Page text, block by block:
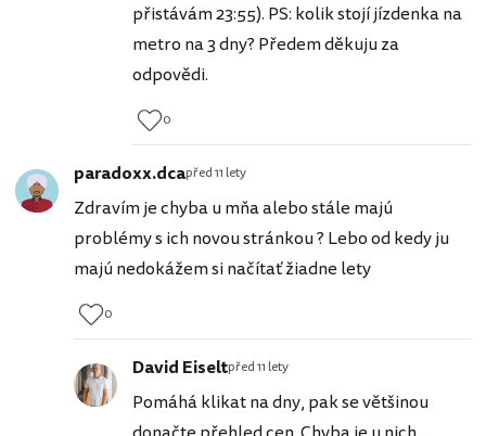
přistávám 23:55). PS: kolik stojí jízdenka na
metro na 3 dny? Předem děkuju za
odpovědi.
0
paradoxx.dcapřed 11 lety
Zdravím je chyba u mňa alebo stále majú
problémy s ich novou stránkou ? Lebo od kedy ju
majú nedokážem si načítať žiadne lety
0
David Eiseltpřed 11 lety
Pomáhá klikat na dny, pak se většinou